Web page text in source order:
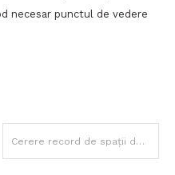
necesar punctul de vedere
Cerere record de spații de birouri în 2019 și noi zone de interes pentru companii